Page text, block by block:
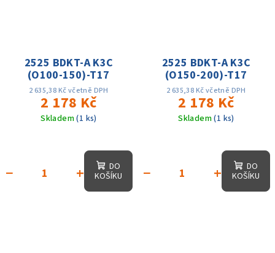
2525 BDKT-A K3C
(O100-150)-T17
2 635,38 Kč včetně DPH
2 178 Kč
Skladem(1 ks)
+
−
DO
KOŠÍKU
2525 BDKT-A K3C
(O150-200)-T17
2 635,38 Kč včetně DPH
2 178 Kč
Skladem(1 ks)
+
−
DO
KOŠÍKU